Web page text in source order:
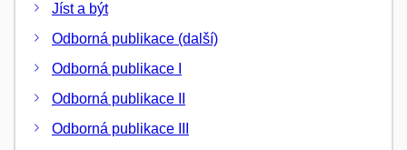
Jíst a být
Odborná publikace (další)
Odborná publikace I
Odborná publikace II
Odborná publikace III